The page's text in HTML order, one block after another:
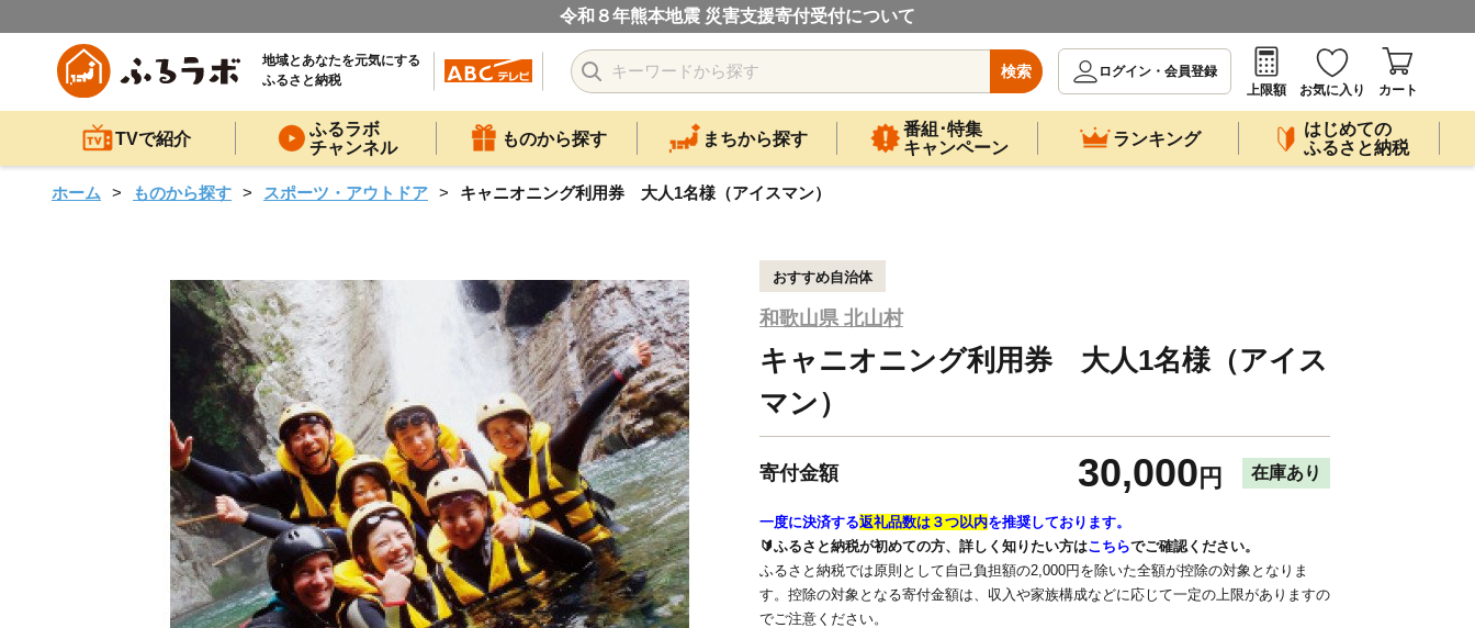
令和８年熊本地震 災害支援寄付受付について
地域とあなたを元気にする
ふるさと納税
検索
ログイン・会員登録
上限額
お気に入り カート
TVで紹介
ふるラボ
チャンネル
ものから探す まちから探す
番組･特集
キャンペーン
ランキング
はじめての
ふるさと納税
ホーム ものから探す スポーツ・アウトドア キャニオニング利用券 大人1名様（アイスマン）
おすすめ自治体
和歌山県 北山村
キャニオニング利用券 大人1名様（アイス
マン）
寄付金額 30,000 円 在庫あり
一度に決済する返礼品数は３つ以内を推奨しております。
🔰ふるさと納税が初めての方、詳しく知りたい方はこちらでご確認ください。
ふるさと納税では原則として自己負担額の2,000円を除いた全額が控除の対象となりま
す。控除の対象となる寄付金額は、収入や家族構成などに応じて一定の上限がありますの
でご注意ください。